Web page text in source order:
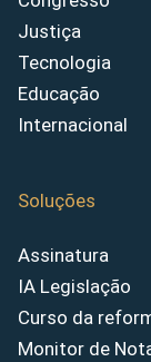
Justiça
Tecnologia
Educação
Internacional
Soluções
Assinatura
IA Legislação
Curso da
Monitor de